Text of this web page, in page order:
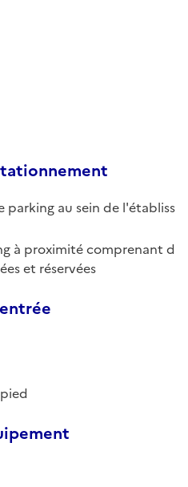
parking au sein de l'établiss
à proximité comprenant d
et réservées